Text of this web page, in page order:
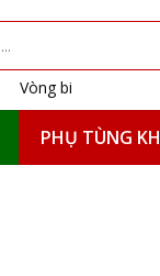
Vòng bi
PHỤ TÙNG